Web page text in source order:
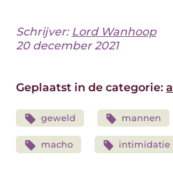
Schrijver: Lord Wanhoop
20 december 2021
Geplaatst in de categorie:
geweld mannen
macho intimidatie